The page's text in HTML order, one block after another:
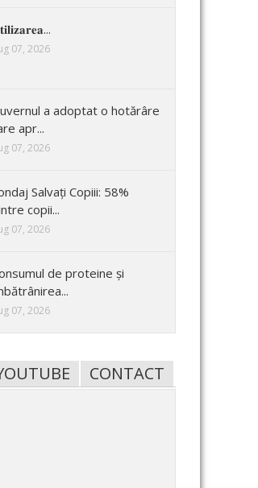
07, 2026
a adoptat o hotărâre
apr...
07, 2026
Salvați Copiii: 58%
copii...
07, 2026
de proteine și
07, 2026
CONTACT